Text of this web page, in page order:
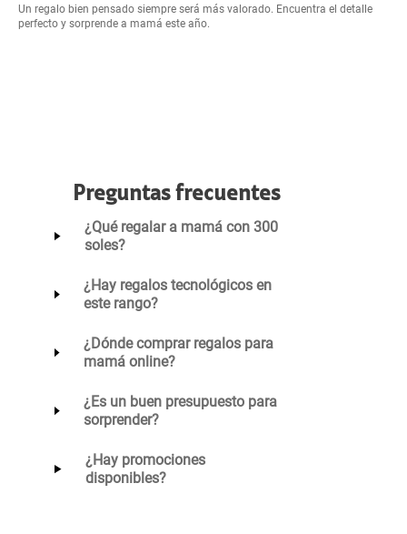
Un regalo bien pensado siempre será más valorado. Encuentra el detalle
perfecto y sorprende a mamá este año.
Preguntas frecuentes
¿Qué regalar a mamá con 300
soles?
¿Hay regalos tecnológicos en
este rango?
¿Dónde comprar regalos para
mamá online?
¿Es un buen presupuesto para
sorprender?
¿Hay promociones
disponibles?